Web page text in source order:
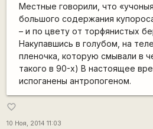
Местные говорили, что
большого содержания
– и по цвету от торфянистых
Накупавшись в голубом, на
пленочка, которую смывали в
такого в 90-х) В настоящее
испоганены антропогеном.
favorite_border
10 Ноя, 2014 11:03